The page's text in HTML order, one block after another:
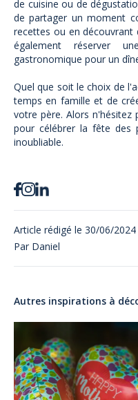
de cuisine ou de
de partager un moment
recettes ou en découvrant
également réserver
gastronomique pour un
Quel que soit le choix de
temps en famille et de
votre père. Alors n'hésitez
pour célébrer la fête des
inoubliable.
Article rédigé le 30/06/2024
Par Daniel
Autres inspirations à